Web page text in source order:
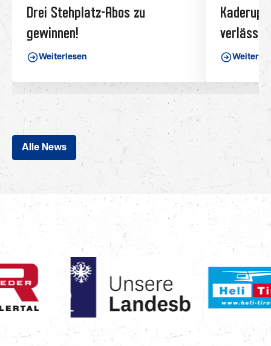
Drei Stehplatz-Abos zu
gewinnen!
Weiterlesen
verlässt
Alle News